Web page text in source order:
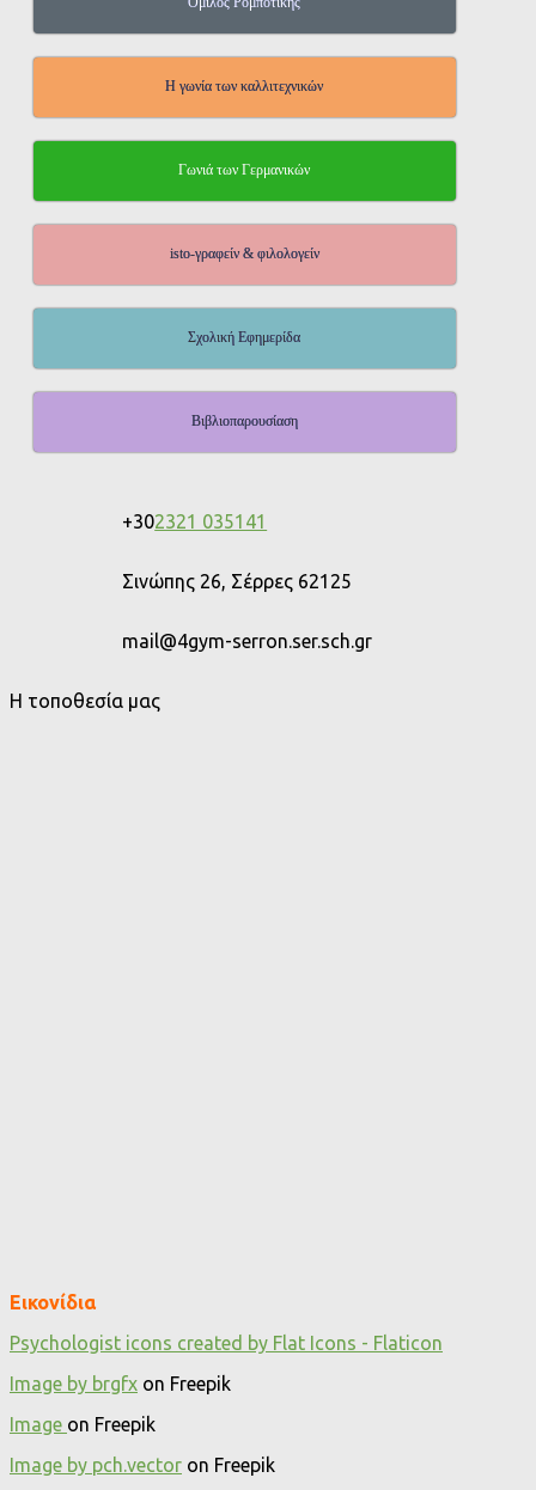
Η γωνία των καλλιτεχνικών
Γωνιά των Γερμανικών
isto-γραφείν & φιλολογείν
Σχολική Εφημερίδα
Βιβλιοπαρουσίαση
+302321 035141
Σινώπης 26, Σέρρες 62125
mail@4gym-serron.ser.sch.gr
Η τοποθεσία μας
Εικονίδια
Psychologist icons created by Flat Icons - Flaticon
Image by brgfx on Freepik
Image on Freepik
Image by pch.vector on Freepik